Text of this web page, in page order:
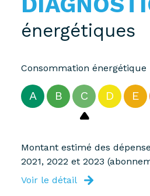
énergétiques
Consommation énergétique
A B C D E
Montant estimé des
2021, 2022 et 2023
Voir le détail